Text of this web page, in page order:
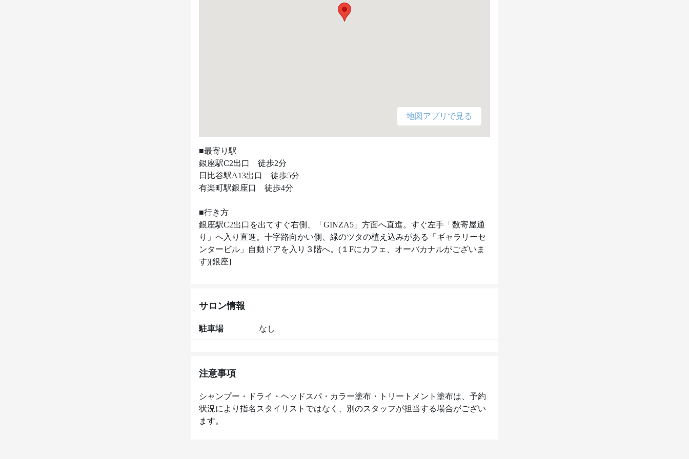
地図アプリで見る
■最寄り駅
銀座駅C2出口　徒歩2分
日比谷駅A13出口　徒歩5分
有楽町駅銀座口　徒歩4分
■行き方
銀座駅C2出口を出てすぐ右側、「GINZA5」方面へ直進。すぐ左手「数寄屋通
り」へ入り直進。十字路向かい側、緑のツタの植え込みがある「ギャラリーセ
ンタービル」自動ドアを入り３階へ。(１Fにカフェ、オーバカナルがございま
サロン情報
駐車場 なし
注意事項
シャンプー・ドライ・ヘッドスパ・カラー塗布・トリートメント塗布は、予約
状況により指名スタイリストではなく、別のスタッフが担当する場合がござい
ます。